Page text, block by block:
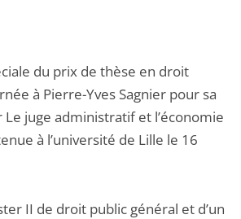
du prix de thèse en droit
à Pierre-Yves Sagnier pour sa
juge administratif et l’économie
à l’université de Lille le 16
II de droit public général et d’un